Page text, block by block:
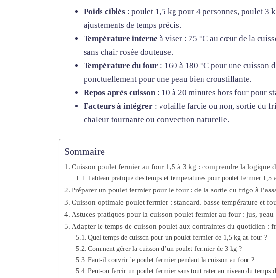
Poids ciblés : poulet 1,5 kg pour 4 personnes, poulet 3
ajustements de temps précis.
Température interne à viser : 75 °C au cœur de la
sans chair rosée douteuse.
Température du four : 160 à 180 °C pour une cuisson
ponctuellement pour une peau bien croustillante.
Repos après cuisson : 10 à 20 minutes hors four pour
Facteurs à intégrer : volaille farcie ou non, sortie du
chaleur tournante ou convection naturelle.
Sommaire
Cuisson poulet fermier au four 1,5 à 3 kg : comprendre la logique
Tableau pratique des temps et températures pour poulet fermier 1,5
Préparer un poulet fermier pour le four : de la sortie du frigo à
Cuisson optimale poulet fermier : standard, basse température et
Astuces pratiques pour la cuisson poulet fermier au four : jus,
Adapter le temps de cuisson poulet aux contraintes du quotidien :
Quel temps de cuisson pour un poulet fermier de 1,5 kg au four ?
Comment gérer la cuisson d’un poulet fermier de 3 kg ?
Faut-il couvrir le poulet fermier pendant la cuisson au four ?
Peut-on farcir un poulet fermier sans tout rater au niveau du temps